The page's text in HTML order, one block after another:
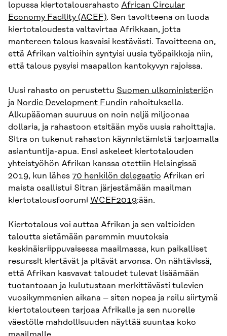
lopussa kiertotalousrahasto African Circular
Economy Facility (ACEF). Sen tavoitteena on luoda
kiertotaloudesta valtavirtaa Afrikkaan, jotta
mantereen talous kasvaisi kestävästi. Tavoitteena on,
että Afrikan valtioihin syntyisi uusia työpaikkoja niin,
että talous pysyisi maapallon kantokyvyn rajoissa.
Uusi rahasto on perustettu Suomen ulkoministeriön
ja Nordic Development Fundin rahoituksella.
Alkupääoman suuruus on noin neljä miljoonaa
dollaria, ja rahastoon etsitään myös uusia rahoittajia.
Sitra on tukenut rahaston käynnistämistä tarjoamalla
asiantuntija-apua. Ensi askeleet kiertotalouden
yhteistyöhön Afrikan kanssa otettiin Helsingissä
2019, kun lähes 70 henkilön delegaatio Afrikan eri
maista osallistui Sitran järjestämään maailman
kiertotalousfoorumi WCEF2019:ään.
Kiertotalous voi auttaa Afrikan ja sen valtioiden
taloutta sietämään paremmin muutoksia
keskinäisriippuvaisessa maailmassa, kun paikalliset
resurssit kiertävät ja pitävät arvonsa. On nähtävissä,
että Afrikan kasvavat taloudet tulevat lisäämään
tuotantoaan ja kulutustaan merkittävästi tulevien
vuosikymmenien aikana – siten nopea ja reilu siirtymä
kiertotalouteen tarjoaa Afrikalle ja sen nuorelle
väestölle mahdollisuuden näyttää suuntaa koko